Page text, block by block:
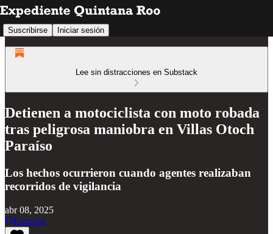
Suscribirse Iniciar sesión
Lee sin distracciones en Substack
Detienen a motociclista con moto robada
tras peligrosa maniobra en Villas Otoch
Paraíso
Los hechos ocurrieron cuando agentes realizaban
recorridos de vigilancia
abr 08, 2025
Escucha